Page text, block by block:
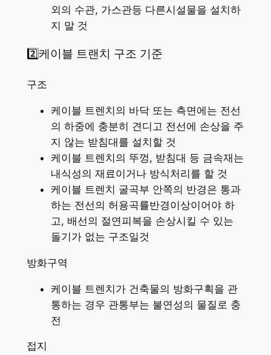
외의 수관, 가스관등 다른시설물을 설치하
지 말 것
2️⃣케이블 트랜치 구조 기준
구조
케이블 트렌치의 바닥 또는 측면에는 전선
의 하중에 충분히 견디고 전선에 손상을 주
지 않는 받침대를 설치할 것
케이블 트렌치의 뚜껑, 받침대 등 금속재는
내식성의 재료이거나 방식처리를 할 것
케이블 트렌치 굴곡부 안쪽의 반경은 통과
하는 전선의 허용곡률반경이상이어야 하
고, 배선의 절연피복을 손상시킬 수 있는
돌기가 없는 구조일것
방화구역
케이블 트렌치가 건축물의 방화구획을 관
통하는 경우 관통부는 불연성의 물질로 충
전
접지